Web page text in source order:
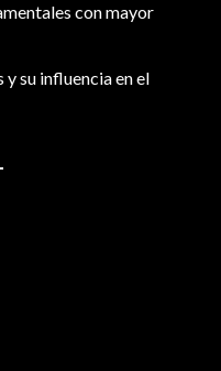
con mayor
y su influencia en el